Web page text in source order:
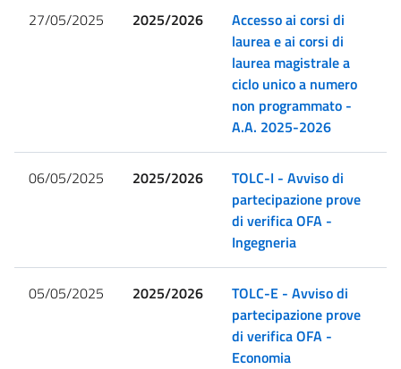
27/05/2025 2025/2026
Accesso ai corsi di
laurea e ai corsi di
laurea magistrale a
ciclo unico a numero
non programmato -
A.A. 2025-2026
06/05/2025 2025/2026
TOLC-I - Avviso di
partecipazione prove
di verifica OFA -
Ingegneria
05/05/2025 2025/2026
TOLC-E - Avviso di
partecipazione prove
di verifica OFA -
Economia